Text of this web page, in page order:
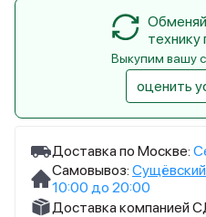
Доставка по Москве:
Самовывоз:
10:00 до 20:00
Доставка компанией
технику
Выкупим вашу
оценить